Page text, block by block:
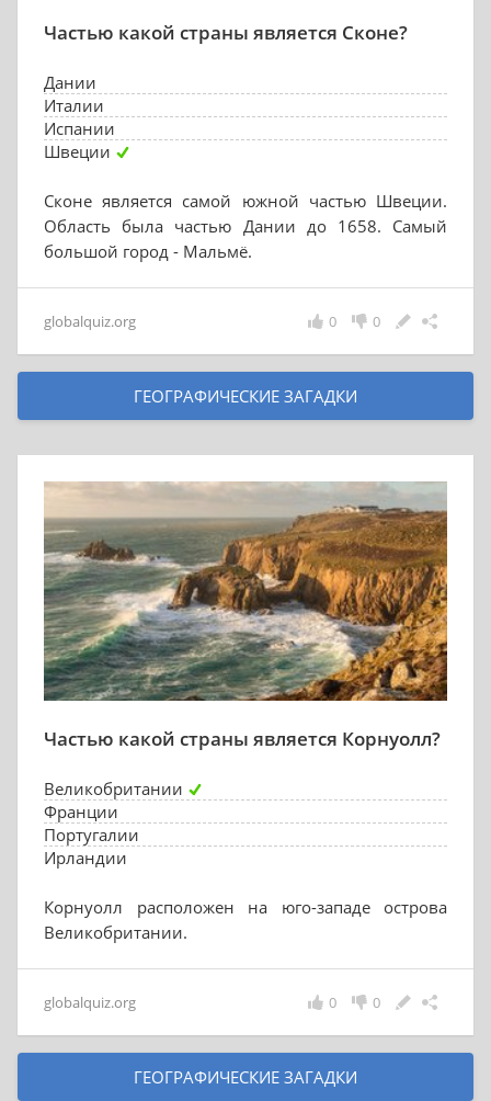
Частью какой страны является Сконе?
Дании
Италии
Испании
Швеции
Сконе является самой южной частью Швеции.
Область была частью Дании до 1658. Самый
большой город - Мальмё.
globalquiz.org 0
0
ГЕОГРАФИЧЕСКИЕ ЗАГАДКИ
Частью какой страны является Корнуолл?
Великобритании
Франции
Португалии
Ирландии
Корнуолл расположен на юго-западе острова
Великобритании.
globalquiz.org 0
0
ГЕОГРАФИЧЕСКИЕ ЗАГАДКИ